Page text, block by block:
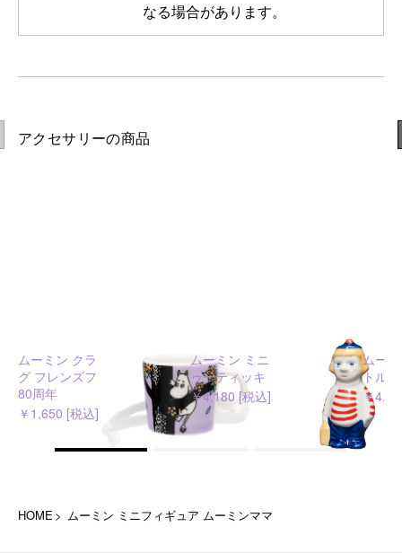
なる場合があります。
アクセサリーの商品
ムーミン クラシック ミニマ
グ フレンズフォーエバー
80周年
￥1,650 [税込]
ムーミン ミニフィギュア ト
ゥーティッキ
￥4,180 [税込]
ムー
トル
￥
HOME ムーミン ミニフィギュア ムーミンママ